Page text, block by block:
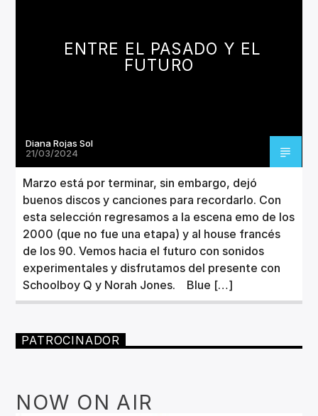
ARTISTA
Invencible Radio
ENTRE EL PASADO Y EL
FUTURO
Diana Rojas Sol
21/03/2024
Marzo está por terminar, sin embargo, dejó
buenos discos y canciones para recordarlo. Con
esta selección regresamos a la escena emo de los
2000 (que no fue una etapa) y al house francés
de los 90. Vemos hacia el futuro con sonidos
experimentales y disfrutamos del presente con
Schoolboy Q y Norah Jones. Blue […]
PATROCINADOR
NOW ON AIR